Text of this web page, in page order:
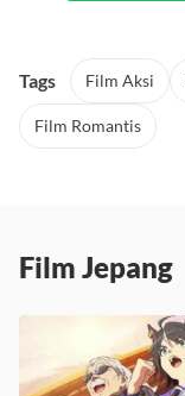
Tags Film Aksi
Film Romantis
Film Jepang